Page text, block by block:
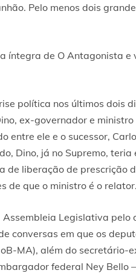
Pelo menos dois
íntegra de O Antagonista
política nos últimos dois
ex-governador e
entre ele e o sucessor,
Dino, já no Supremo,
de liberação de prescrição
de que o ministro é o relator.
Legislativa pelo
conversas em que os
MA), além do secretário-
federal Ney